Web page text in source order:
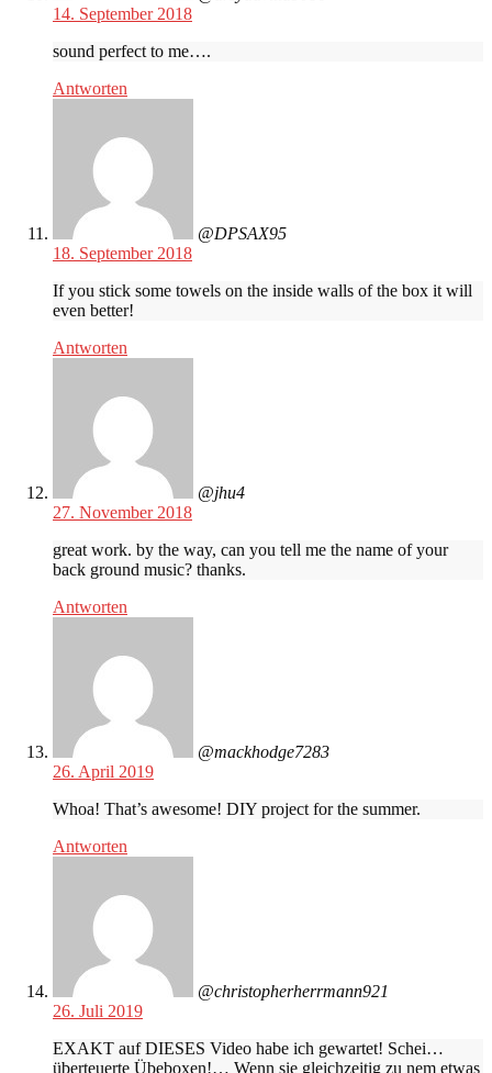
14. September 2018
sound perfect to me….
Antworten
@DPSAX95
18. September 2018
If you stick some towels on the inside walls of the box it will
even better!
Antworten
@jhu4
27. November 2018
great work. by the way, can you tell me the name of your
back ground music? thanks.
Antworten
@mackhodge7283
26. April 2019
Whoa! That’s awesome! DIY project for the summer.
Antworten
@christopherherrmann921
26. Juli 2019
EXAKT auf DIESES Video habe ich gewartet! Schei…
überteuerte Übeboxen!… Wenn sie gleichzeitig zu nem etwas